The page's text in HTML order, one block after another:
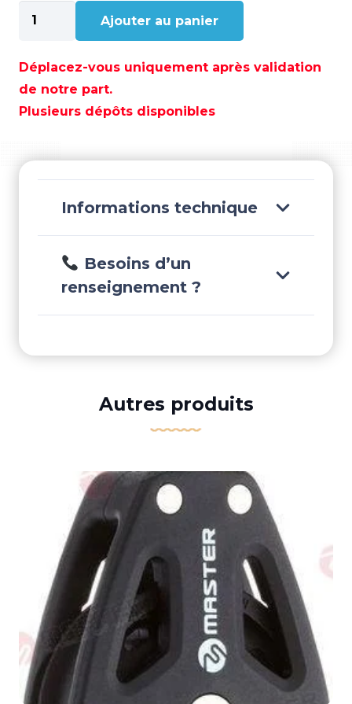
quantité
de
TRIPLE
S/ROULEMENT
90MM
Ajouter au panier
Déplacez-vous uniquement après validation
de notre part.
Plusieurs dépôts disponibles
Informations technique
Besoins d’un
renseignement ?
Autres produits